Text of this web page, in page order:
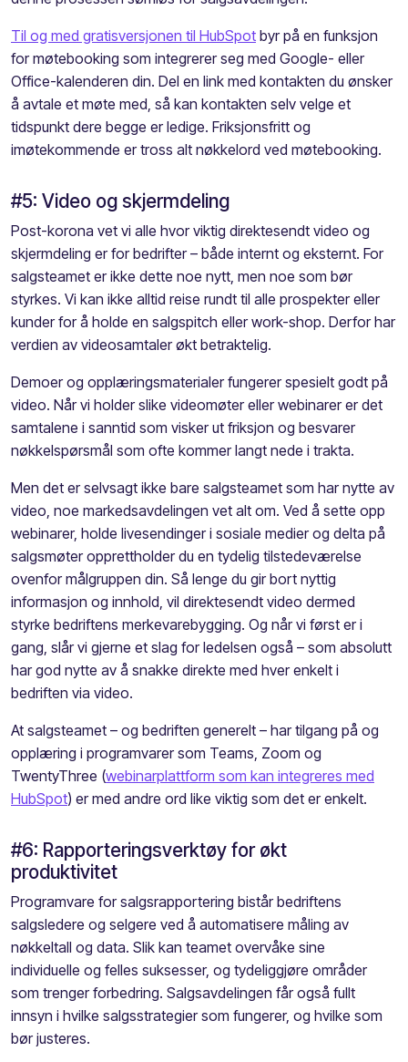
Til og med gratisversjonen til HubSpot byr på en funksjon
formøtebooking som integrerer seg med Google- eller
Office-kalenderen din. Del en link med kontakten du ønsker
å avtale et møte med, så kan kontakten selv velge et
tidspunkt dere begge er ledige. Friksjonsfritt og
imøtekommende er tross alt nøkkelord ved møtebooking.
#5: Video og skjermdeling
Post-korona vet vi alle hvor viktig direktesendt video og
skjermdeling er for bedrifter – både internt og eksternt. For
salgsteamet er ikke dette noe nytt, men noe som bør
styrkes. Vi kan ikke alltid reise rundt til alle prospektereller
kunder for å holde en salgspitch ellerwork-shop. Derfor har
verdien av videosamtaler økt betraktelig.
Demoer og opplæringsmaterialer fungerer spesielt godt på
video. Når vi holder slike videomøter ellerwebinarerer det
samtalene i sanntid som visker ut friksjon og besvarer
nøkkelspørsmål som ofte kommerlangt nede i trakta.
Men det er selvsagt ikke bare salgsteamet som har nytte av
video, noe markedsavdelingen vet alt om. Ved å sette opp
webinarer, holde livesendinger i sosiale medierog delta på
salgsmøteropprettholder du en tydelig tilstedeværelse
ovenfor målgruppen din. Så lenge du gir bort nyttig
informasjon og innhold, vil direktesendt video dermed
styrke bedriftens merkevarebygging. Og når vi først er i
gang, slår vi gjerne et slag for ledelsen også – som absolutt
har god nytte av å snakke direkte med hver enkelt i
bedriften via video.
At salgsteamet – og bedriften generelt – har tilgang på og
opplæring i programvarer som Teams, Zoom og
TwentyThree (webinarplattform som kan integreres med
HubSpot) er med andre ord like viktig som det er enkelt.
#6: Rapporteringsverktøy for økt
produktivitet
Programvare for salgsrapportering bistår bedriftens
salgsledere og selgere ved å automatisere måling av
nøkkeltall og data. Slik kan teamet overvåke sine
individuelle og felles suksesser, og tydeliggjøre områder
som trenger forbedring. Salgsavdelingen får også fullt
innsyn i hvilke salgsstrategier som fungerer, og hvilke som
bør justeres.